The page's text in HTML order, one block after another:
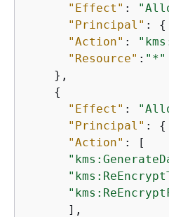
"Effect" :
"Principal" : {
"Action" :
"Resource" : "*"
    },
{
"Effect" :
"Principal" : {
"Action" : [
      ],